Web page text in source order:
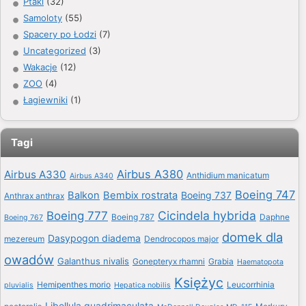
Samoloty (55)
Spacery po Łodzi (7)
Uncategorized (3)
Wakacje (12)
ZOO (4)
Łagiewniki (1)
Tagi
Airbus A330 Airbus A340 Airbus A380 Anthidium manicatum
Anthrax anthrax Balkon Bembix rostrata Boeing 737 Boeing 747
Boeing 767 Boeing 777 Boeing 787 Cicindela hybrida Daphne
mezereum Dasypogon diadema Dendrocopos major domek dla
owadów Galanthus nivalis Gonepteryx rhamni Grabia Haematopota
pluvialis Hemipenthes morio Hepatica nobilis Księżyc Leucorrhinia